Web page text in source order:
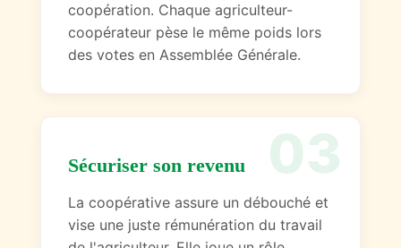
coopération. Chaque agriculteur-
coopérateur pèse le même poids lors
des votes en Assemblée Générale.
03
Sécuriser son revenu
La coopérative assure un débouché et
vise une juste rémunération du travail